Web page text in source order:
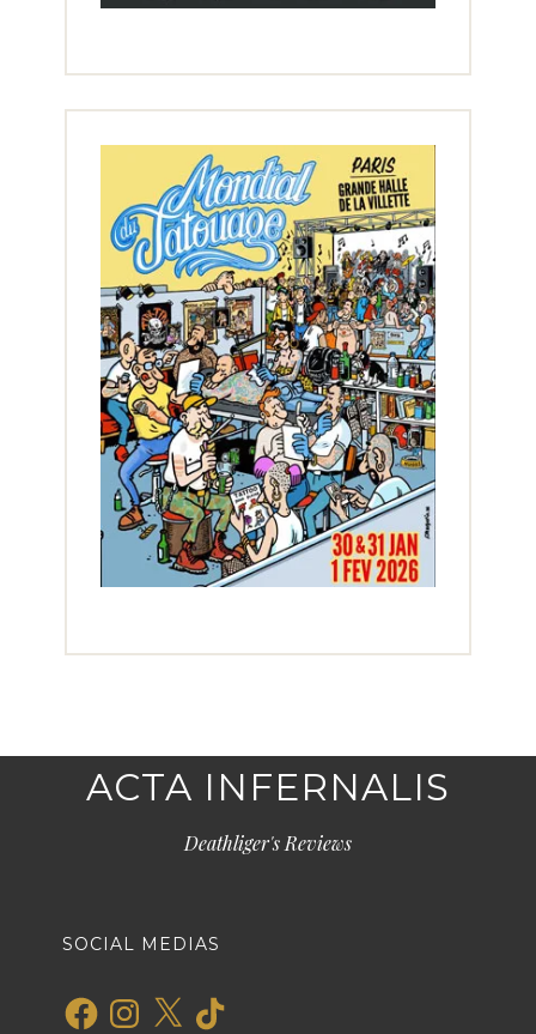
ACTA INFERNALIS
Deathliger's Reviews
SOCIAL MEDIAS
FacebookInstagram
X TikTok